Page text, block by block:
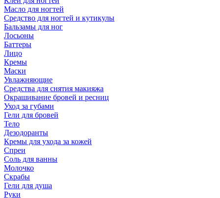
Масло для ногтей
Средство для ногтей и кутикулы
Бальзамы для ног
Лосьоны
Баттеры
Лицо
Кремы
Маски
Увлажняющие
Средства для снятия макияжа
Окрашивание бровей и ресниц
Уход за губами
Гели для бровей
Тело
Дезодоранты
Кремы для ухода за кожей
Спреи
Соль для ванны
Молочко
Скрабы
Гели для душа
Руки